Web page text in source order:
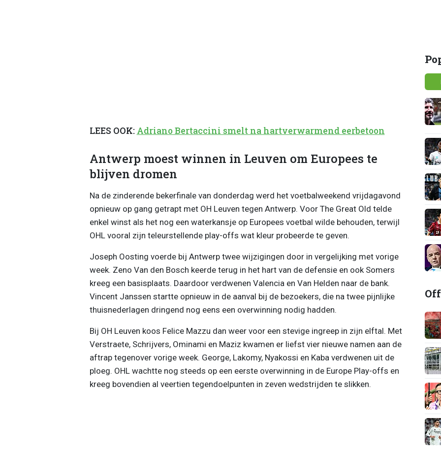
LEES OOK: Adriano Bertaccini smelt na hartverwarmend eerbetoon
Antwerp moest winnen in Leuven om Europees te
blijven dromen
Na de zinderende bekerfinale van donderdag werd het voetbalweekend vrijdagavond
opnieuw op gang getrapt met OH Leuven tegen Antwerp. Voor The Great Old telde
enkel winst als het nog een waterkansje op Europees voetbal wilde behouden, terwijl
OHL vooral zijn teleurstellende play-offs wat kleur probeerde te geven.
Joseph Oosting voerde bij Antwerp twee wijzigingen door in vergelijking met vorige
week. Zeno Van den Bosch keerde terug in het hart van de defensie en ook Somers
kreeg een basisplaats. Daardoor verdwenen Valencia en Van Helden naar de bank.
Vincent Janssen startte opnieuw in de aanval bij de bezoekers, die na twee pijnlijke
thuisnederlagen dringend nog eens een overwinning nodig hadden.
Bij OH Leuven koos Felice Mazzu dan weer voor een stevige ingreep in zijn elftal. Met
Verstraete, Schrijvers, Ominami en Maziz kwamen er liefst vier nieuwe namen aan de
aftrap tegenover vorige week. George, Lakomy, Nyakossi en Kaba verdwenen uit de
ploeg. OHL wachtte nog steeds op een eerste overwinning in de Europe Play-offs en
kreeg bovendien al veertien tegendoelpunten in zeven wedstrijden te slikken.